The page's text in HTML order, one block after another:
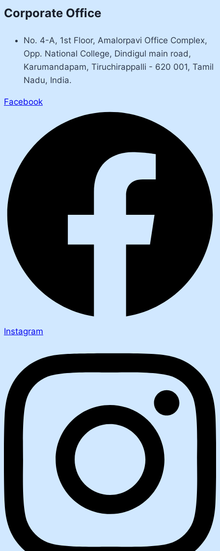
Corporate Office
No. 4-A, 1st Floor, Amalorpavi Office Complex,
Opp. National College, Dindigul main road,
Karumandapam, Tiruchirappalli - 620 001, Tamil
Nadu, India.
Facebook
Instagram